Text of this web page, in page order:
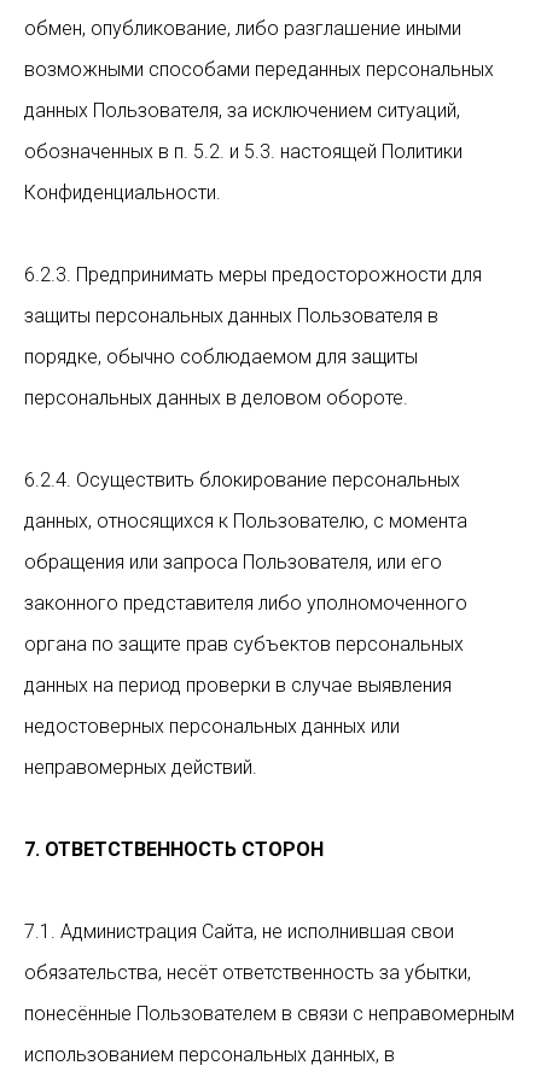
обмен, опубликование, либо разглашение иными
возможными способами переданных персональных
данных Пользователя, за исключением ситуаций,
обозначенных в п. 5.2. и 5.3. настоящей Политики
Конфиденциальности.
6.2.3. Предпринимать меры предосторожности для
защиты персональных данных Пользователя в
порядке, обычно соблюдаемом для защиты
персональных данных в деловом обороте.
6.2.4. Осуществить блокирование персональных
данных, относящихся к Пользователю, с момента
обращения или запроса Пользователя, или его
законного представителя либо уполномоченного
органа по защите прав субъектов персональных
данных на период проверки в случае выявления
недостоверных персональных данных или
неправомерных действий.
7. ОТВЕТСТВЕННОСТЬ СТОРОН
7.1. Администрация Сайта, не исполнившая свои
обязательства, несёт ответственность за убытки,
понесённые Пользователем в связи с неправомерным
использованием персональных данных, в